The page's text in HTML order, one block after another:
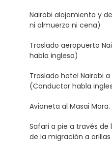
Nairobi alojamiento y
ni almuerzo ni cena)
Traslado aeropuerto
habla inglesa)
Traslado hotel Nairobi
(Conductor habla
Avioneta al Masai Mara.
Safari a pie a través de
de la migración a orillas